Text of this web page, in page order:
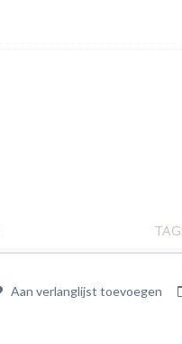
Aan verlanglijst toevoegen